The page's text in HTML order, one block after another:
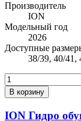
Производитель
ION
Модельный год
2026
Доступные
38/39, 40/41,
В корзину
ION Гидро